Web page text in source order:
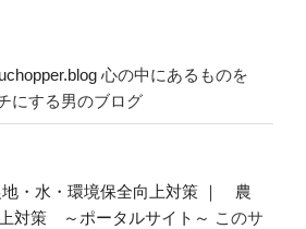
心の中にあるものを
にする男のブログ
地・水・環境保全向上対策 ｜ 農
対策 ～ポータルサイト～ このサ